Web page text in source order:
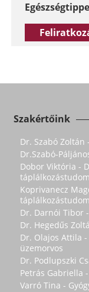
Szakértőink
Dr. Szabó Zoltán
Dr.Szabó-
Dobor Viktória -
Koprivanecz
Dr. Darnói Tibor
Dr. Hegedűs
Dr. Olajos Attila
üzemorvos
Dr. Podlupszki
Petrás Gabriella
Varró Tina -